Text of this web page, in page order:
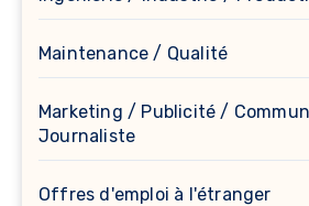
Maintenance / Qualité
Marketing / Publicité /
Journaliste
Offres d'emploi à l'étranger